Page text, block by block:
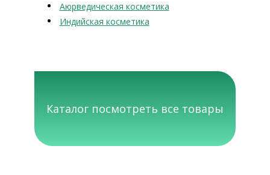
Аюрведическая косметика
Индийская косметика
Каталог посмотреть все товары